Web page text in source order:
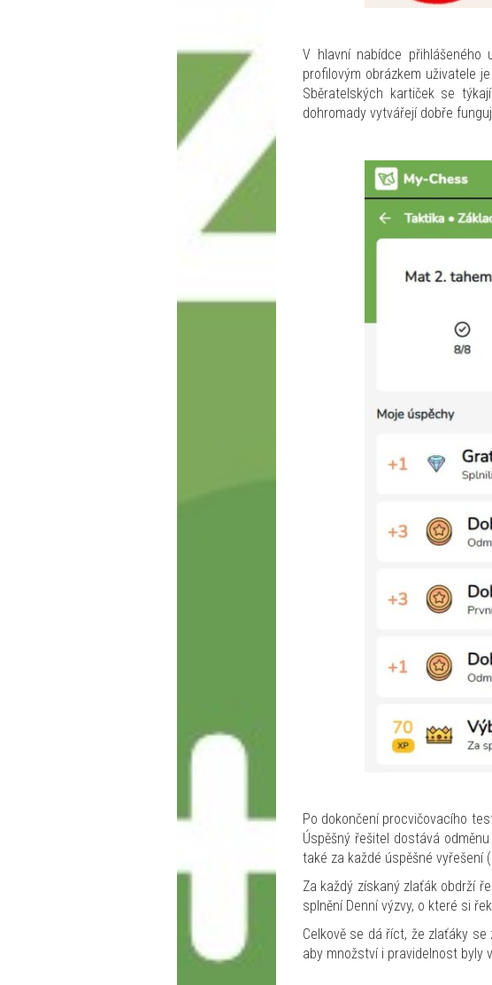
V hlavní nabídce
profilovým obrázkem uživatele
Sběratelských kartiček se
dohromady vytvářejí dobře
Po dokončení procvičovacího
Úspěšný řešitel dostává
také za každé úspěšné vyřešení
Za každý získaný zlaťák obdrží
splnění Denní výzvy, o které si
Celkově se dá říct, že zlaťáky
aby množství i pravidelnost byly